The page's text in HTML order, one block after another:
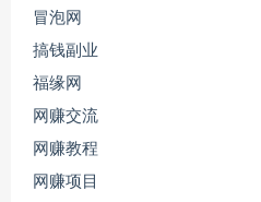
冒泡网
搞钱副业
福缘网
网赚交流
网赚教程
网赚项目